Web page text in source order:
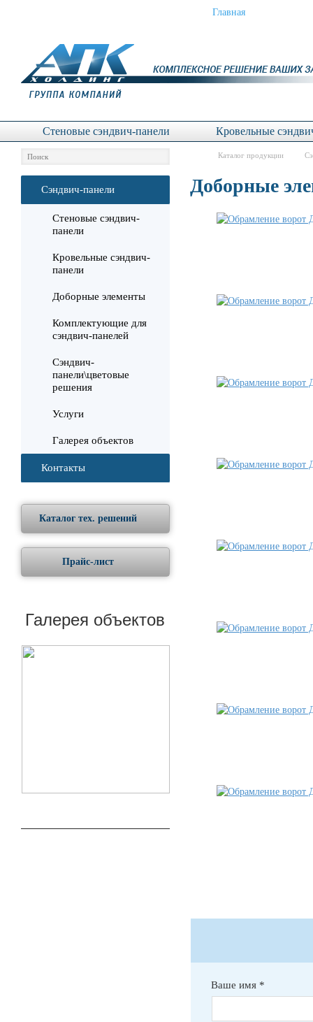
Главная
Стеновые сэндвич-панели Кровельные
Каталог продукции
Сэндвич-панели
Стеновые сэндвич-
панели
Кровельные сэндвич-
панели
Доборные элементы
Комплектующие для
сэндвич-панелей
Сэндвич-
панели\цветовые
решения
Услуги
Галерея объектов
Контакты
Каталог тех. решений
Прайс-лист
Галерея объектов
Доборные
Ваше имя *